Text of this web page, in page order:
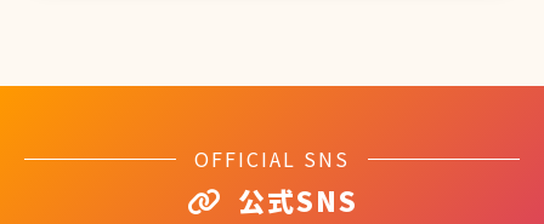
OFFICIAL SNS
公式SNS